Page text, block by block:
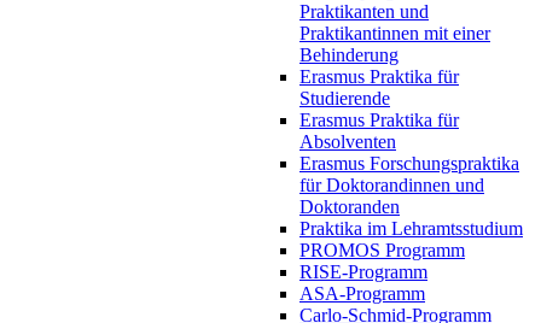
Praktikanten und
Praktikantinnen mit einer
Behinderung
Erasmus Praktika für
Studierende
Erasmus Praktika für
Absolventen
Erasmus Forschungspraktika
für Doktorandinnen und
Doktoranden
Praktika im Lehramtsstudium
PROMOS Programm
RISE-Programm
ASA-Programm
Carlo-Schmid-Programm